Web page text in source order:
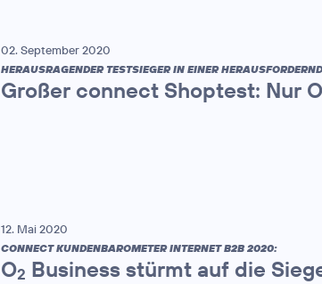
02. September 2020
HERAUSRAGENDER TESTSIEGER IN EINER
Großer connect Shoptest: Nur O
12. Mai 2020
CONNECT KUNDENBAROMETER INTERNET B2B 2020:
O2 Business stürmt auf die